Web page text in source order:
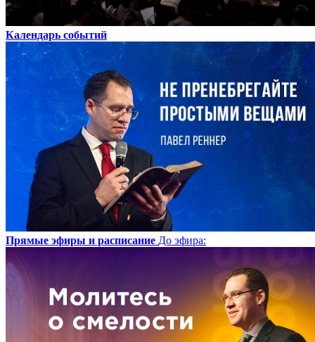
Календарь событий
Прямые эфиры и расписание До эфира: